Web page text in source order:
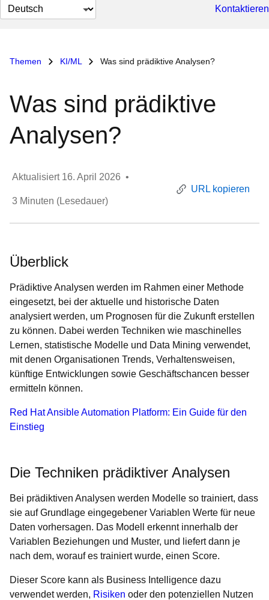
Sprache
auswählen
Kontaktieren
Themen KI/ML Was sind prädiktive Analysen?
Was sind prädiktive
Analysen?
Aktualisiert 16. April 2026 •
3 Minuten (Lesedauer)
URL kopieren
Überblick
Prädiktive Analysen werden im Rahmen einer Methode
eingesetzt, bei der aktuelle und historische Daten
analysiert werden, um Prognosen für die Zukunft erstellen
zu können. Dabei werden Techniken wie maschinelles
Lernen, statistische Modelle und Data Mining verwendet,
mit denen Organisationen Trends, Verhaltensweisen,
künftige Entwicklungen sowie Geschäftschancen besser
ermitteln können.
Red Hat Ansible Automation Platform: Ein Guide für den
Einstieg
Die Techniken prädiktiver Analysen
Bei prädiktiven Analysen werden Modelle so trainiert, dass
sie auf Grundlage eingegebener Variablen Werte für neue
Daten vorhersagen. Das Modell erkennt innerhalb der
Variablen Beziehungen und Muster, und liefert dann je
nach dem, worauf es trainiert wurde, einen Score.
Dieser Score kann als Business Intelligence dazu
verwendet werden, Risiken oder den potenziellen Nutzen